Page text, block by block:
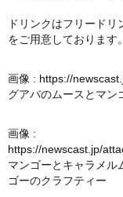
ドリンクはフリード
をご用意しております。
画像 : https://
グアバのムースとマ
画像 :
https://newscast.jp/
マンゴーとキャラメル
ゴーのクラフティー